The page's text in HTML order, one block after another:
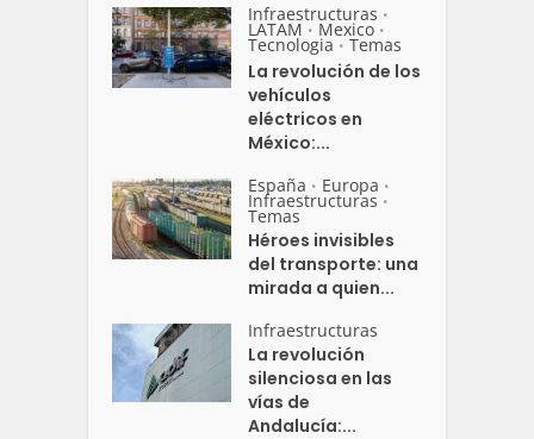
Infraestructuras •
LATAM • Mexico •
Tecnologia • Temas
La revolución de los
vehículos
eléctricos en
México:...
España • Europa •
Infraestructuras •
Temas
Héroes invisibles
del transporte: una
mirada a quien...
Infraestructuras
La revolución
silenciosa en las
vías de
Andalucía:...